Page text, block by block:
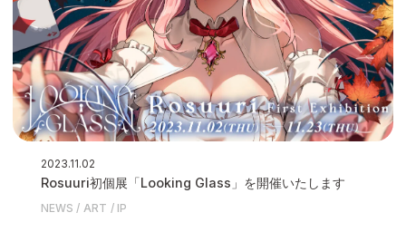
2023.11.02
Rosuuri初個展「Looking Glass」を開催いたします
NEWS ART IP